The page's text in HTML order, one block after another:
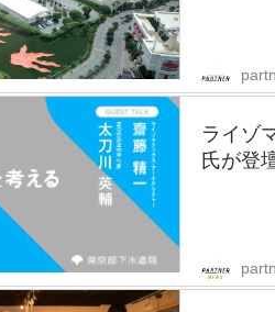
ライゾ
氏が登